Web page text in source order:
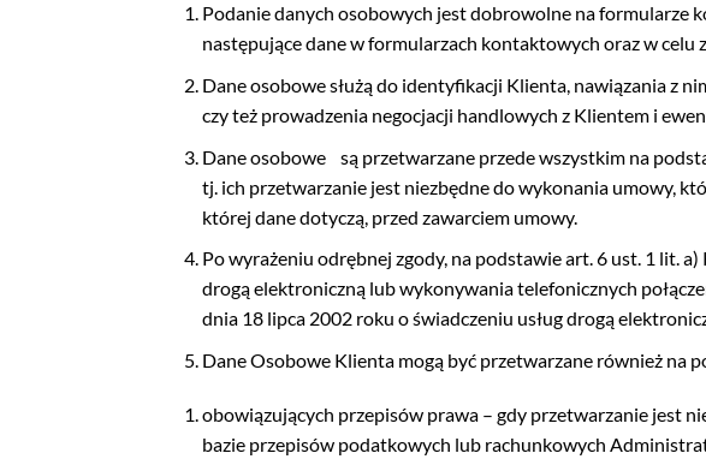
Podanie danych osobowych jest dobrowolne na
następujące dane w formularzach kontaktowych oraz w
Dane osobowe służą do identyfikacji Klienta, nawiązania z
czy też prowadzenia negocjacji handlowych z Klientem i
Dane osobowe
są przetwarzane przede wszystkim na
tj. ich przetwarzanie jest niezbędne do wykonania umowy,
której dane dotyczą, przed zawarciem umowy.
Po wyrażeniu odrębnej zgody, na podstawie art. 6 ust. 1 lit.
drogą elektroniczną lub wykonywania telefonicznych
dnia 18 lipca 2002 roku o świadczeniu usług drogą
Dane Osobowe Klienta mogą być przetwarzane również na
obowiązujących przepisów prawa – gdy przetwarzanie jest
bazie przepisów podatkowych lub rachunkowych